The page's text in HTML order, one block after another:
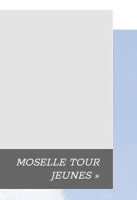
MOSELLE TOUR
JEUNES »